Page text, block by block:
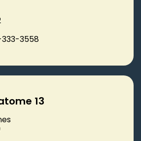
333-3558
13